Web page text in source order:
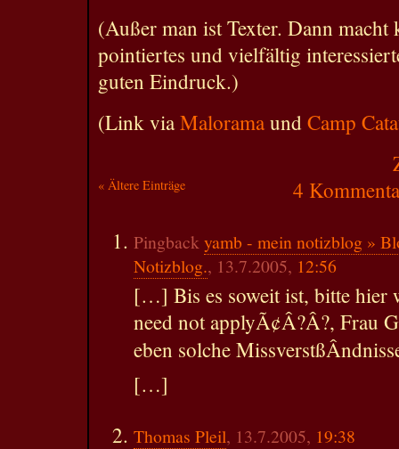
(Außer man ist Texter. Dann macht
pointiertes und vielfältig
guten Eindruck.)
(Link viaMalorama und Camp
« Ältere Einträge 4
Pingbackyamb - mein notizblog »
Notizblog., 13.7.2005, 12:56
[…] Bis es soweit ist, bitte hier
need not applyÃ¢Â?Â?, Frau
eben solche
[…]
Thomas Pleil, 13.7.2005, 19:38